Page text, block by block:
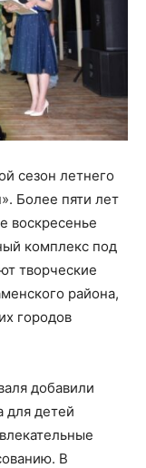
сезон летнего
Более пяти лет
воскресенье
комплекс под
творческие
района,
городов
добавили
для детей
В